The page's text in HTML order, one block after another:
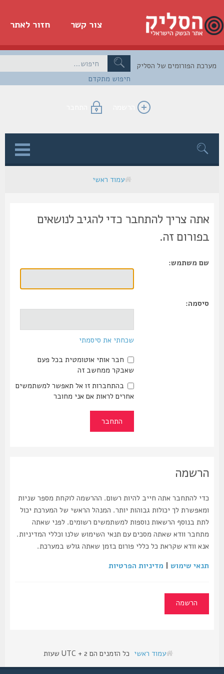
חזור לאתר צור קשר
חיפוש מתקדם
הפורומים של הסליק
הרשמה התחבר
עמוד ראשי
אתה צריך להתחבר כדי להגיב לנושאים
בפורום זה.
שם משתמש:
סיסמה:
שכחתי את סיסמתי
חבר אותי אוטומטית בכל פעם
שאבקר ממחשב זה
בהתחברות זו אל תאפשר למשתמשים
אחרים לראות אם אני מחובר
הרשמה
כדי להתחבר אתה חייב להיות רשום. ההרשמה לוקחת מספר שניות
ומאפשרת לך יכולות גבוהות יותר. המנהל הראשי של המערכת יכול
לתת בנוסף הרשאות נוספות למשתמשים רשומים. לפני שאתה
מתחבר וודא שאתה מסכים עם תנאי השימוש שלנו וכללי המדיניות.
אנא וודא שקראת כל כללי פורום בזמן שאתה גולש במערכת.
תנאי שימוש|מדיניות הפרטיות
הרשמה
עמוד ראשי כל הזמנים הם UTC + 2 שעות